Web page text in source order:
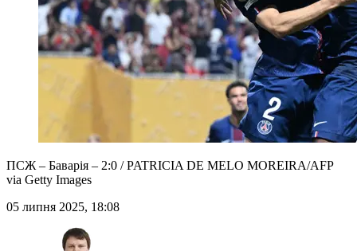
ПСЖ – Баварія – 2:0 / PATRICIA DE MELO MOREIRA/AFP
via Getty Images
05 липня 2025, 18:08